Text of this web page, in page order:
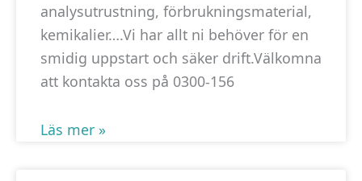
analysutrustning, förbrukningsmaterial,
kemikalier….Vi har allt ni behöver för en
smidig uppstart och säker drift.Välkomna
att kontakta oss på 0300-156
Läs mer »
Upplevelse
För att vår
hemsida ska
prestera så
bra som
ditt besök.